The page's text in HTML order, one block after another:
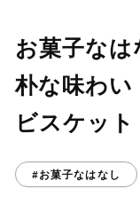
お菓子な
朴な味わ
ビスケット
#お菓子なはなし